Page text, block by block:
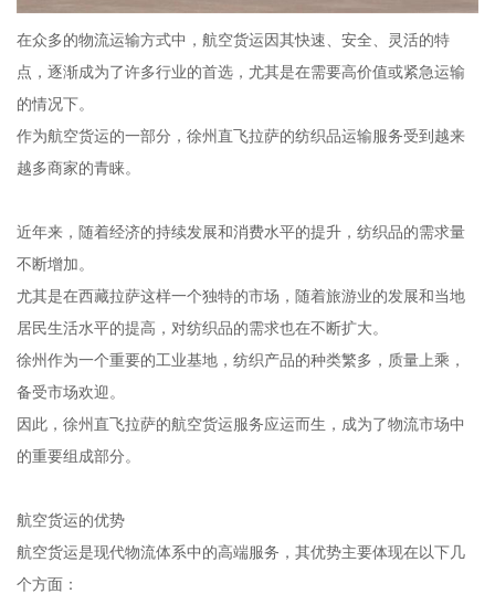
在众多的物流运输方式中，航空货运因其快速、安全、灵活的特
点，逐渐成为了许多行业的首选，尤其是在需要高价值或紧急运输
的情况下。
作为航空货运的一部分，徐州直飞拉萨的纺织品运输服务受到越来
越多商家的青睐。
近年来，随着经济的持续发展和消费水平的提升，纺织品的需求量
不断增加。
尤其是在西藏拉萨这样一个独特的市场，随着旅游业的发展和当地
居民生活水平的提高，对纺织品的需求也在不断扩大。
徐州作为一个重要的工业基地，纺织产品的种类繁多，质量上乘，
备受市场欢迎。
因此，徐州直飞拉萨的航空货运服务应运而生，成为了物流市场中
的重要组成部分。
航空货运的优势
航空货运是现代物流体系中的高端服务，其优势主要体现在以下几
个方面：